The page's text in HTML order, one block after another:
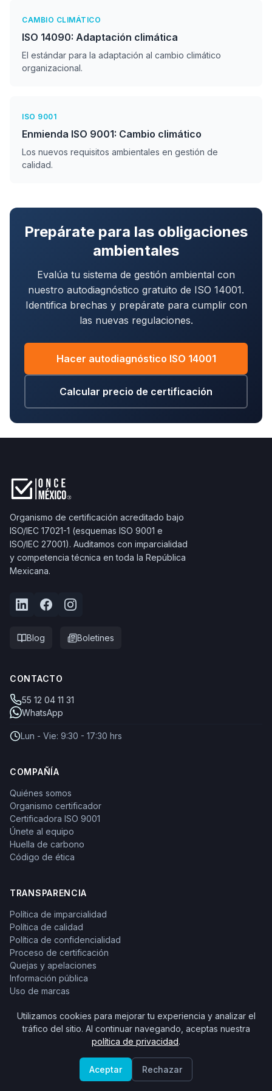
CAMBIO CLIMÁTICO
ISO 14090: Adaptación climática
El estándar para la adaptación al cambio climático
organizacional.
ISO 9001
Enmienda ISO 9001: Cambio climático
Los nuevos requisitos ambientales en gestión de
calidad.
Prepárate para las obligaciones
ambientales
Evalúa tu sistema de gestión ambiental con
nuestro autodiagnóstico gratuito de ISO 14001.
Identifica brechas y prepárate para cumplir con
las nuevas regulaciones.
Hacer autodiagnóstico ISO 14001
Calcular precio de certificación
Organismo de certificación acreditado bajo
ISO/IEC 17021-1 (esquemas ISO 9001 e
ISO/IEC 27001). Auditamos con imparcialidad
y competencia técnica en toda la República
Mexicana.
Blog Boletines
CONTACTO
55 12 04 11 31
WhatsApp
Lun - Vie: 9:30 - 17:30 hrs
COMPAÑÍA
Quiénes somos
Organismo certificador
Certificadora ISO 9001
Únete al equipo
Huella de carbono
Código de ética
TRANSPARENCIA
Política de imparcialidad
Política de calidad
Política de confidencialidad
Proceso de certificación
Quejas y apelaciones
Información pública
Uso de marcas
Aviso de privacidad
Verificar certificados
Utilizamos cookies para mejorar tu experiencia y analizar el
tráfico del sitio. Al continuar navegando, aceptas nuestra
política de privacidad.
Aceptar Rechazar